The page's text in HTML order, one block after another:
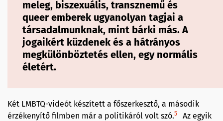
meleg, biszexuális, transznemű és
queer emberek ugyanolyan tagjai a
társadalmunknak, mint bárki más. A
jogaikért küzdenek és a hátrányos
megkülönböztetés ellen, egy normális
életért.
Két LMBTQ-videót készített a főszerkesztő, a második
érzékenyítő filmben már a politikáról volt szó.5
Az egyik